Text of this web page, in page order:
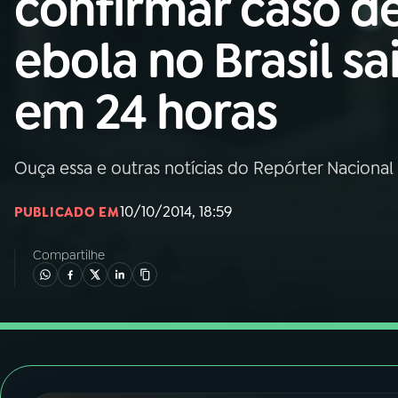
01 INÍCIO
02A RÁDIO
03PROGRAMAÇÃO
05PODCASTS
ebola no Brasil
em 24 horas
Ouça essa e outras notícias do Repórter Nacional
PUBLICADO EM10/10/2014, 18:59
Compartilhe